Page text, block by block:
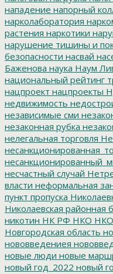
нападение напорный
нарколаборатория
растения наркотики
нарушение тишины и
безопасности насвай
Баженова наука Наум
национальный рейтинг
нацпроект нацпроекты
недвижимость
независимые сми
незаконная рубка
нелегальная торговля
несчастный случай
власти неформальная
пункт пропуска
Николаевская районная
никотин НК РФ НКО
Новгородская область
нововведениея
новые люди новые
новый год_2022 новый